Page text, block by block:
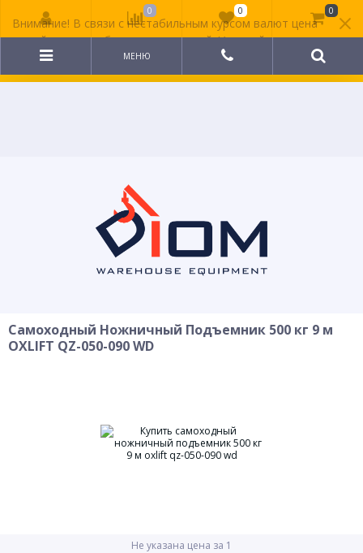
Внимание! В связи с нестабильным курсом валют цена
на сайте может быть неактуальной. Уточняйте
стоимость у менеджера.
МЕНЮ
Самоходный Ножничный Подъемник 500 кг 9 м
OXLIFT QZ-050-090 WD
Не указана цена за 1
0 0 0